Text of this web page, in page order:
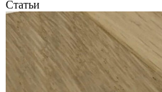
Статьи